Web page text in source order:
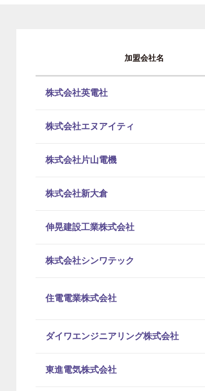
加盟会社名
株式会社英電社
株式会社エヌアイティ
株式会社片山電機
株式会社新大倉
伸晃建設工業株式会社
株式会社シンワテック
住電電業株式会社
ダイワエンジニアリング株式会社
東進電気株式会社